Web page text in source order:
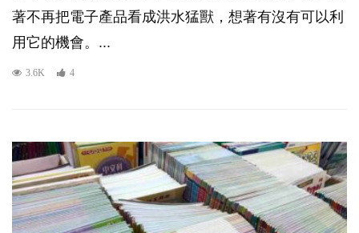
著不再把電子產品看成洪水猛獸，想著有沒有可以利
用它的機會。...
3.6K 4